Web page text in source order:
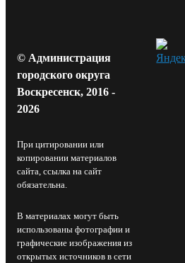
© Администрация
городского округа
Воскресенск, 2016 -
2026
При цитировании или
копировании материалов
сайта, ссылка на сайт
обязательна.
В материалах могут быть
использованы фотографии и
графические изображения из
открытых источников в сети